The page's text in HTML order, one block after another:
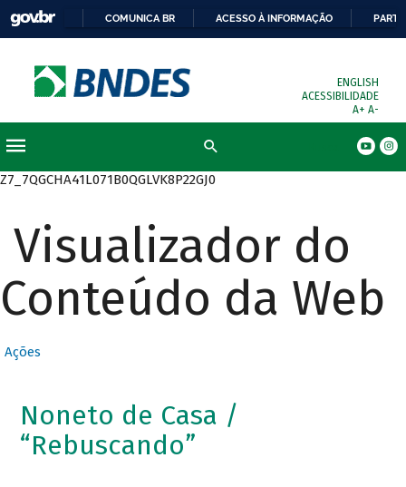
COMUNICA BR ACESSO À INFORMAÇÃO
ENGLISH
ACESSIBILIDADE
A+ A-
Z7_7QGCHA41L071B0QGLVK8P22GJ0
Visualizador do
Conteúdo da Web
Ações
Noneto de Casa /
“Rebuscando”